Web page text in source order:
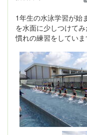
1年生の水泳学習が始
を水面に少しつけて
慣れの練習をしていま